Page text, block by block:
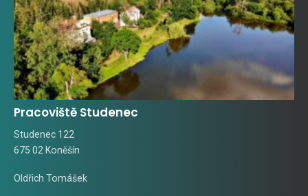
Pracoviště Studenec
Studenec 122
675 02 Koněšín
Oldřich Tomášek